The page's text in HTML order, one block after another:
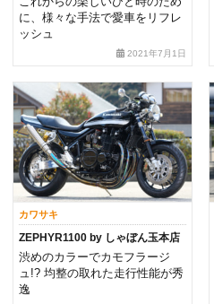
に、様々な手法で愛車をリフレ
ッシュ
2021年7月1日
カワサキ
ZEPHYR1100 by しゃぼん玉本店
渋めのカラーでカモフラージ
ュ!? 均整の取れた走行性能が秀
逸